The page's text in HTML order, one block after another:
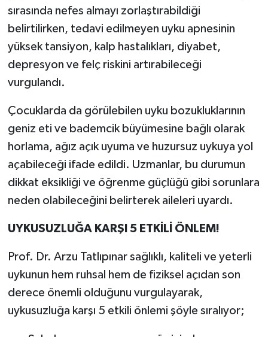
sırasında nefes almayı zorlaştırabildiği
belirtilirken, tedavi edilmeyen uyku apnesinin
yüksek tansiyon, kalp hastalıkları, diyabet,
depresyon ve felç riskini artırabileceği
vurgulandı.
Çocuklarda da görülebilen uyku bozukluklarının
geniz eti ve bademcik büyümesine bağlı olarak
horlama, ağız açık uyuma ve huzursuz uykuya yol
açabileceği ifade edildi. Uzmanlar, bu durumun
dikkat eksikliği ve öğrenme güçlüğü gibi sorunlara
neden olabileceğini belirterek aileleri uyardı.
UYKUSUZLUĞA KARŞI 5 ETKİLİ ÖNLEM!
Prof. Dr. Arzu Tatlıpınar sağlıklı, kaliteli ve yeterli
uykunun hem ruhsal hem de fiziksel açıdan son
derece önemli olduğunu vurgulayarak,
uykusuzluğa karşı 5 etkili önlemi şöyle sıralıyor;